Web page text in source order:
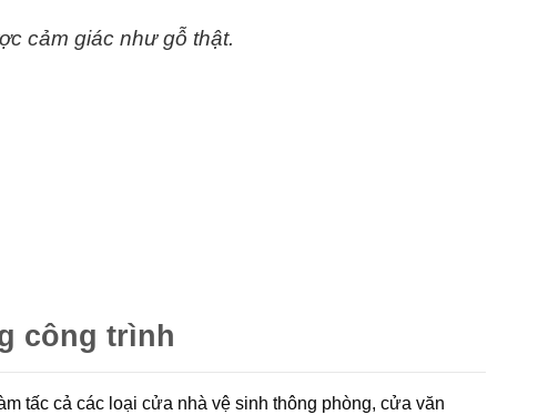
cảm giác như gỗ thật.
công trình
tấc cả các loại cửa nhà vệ sinh thông phòng, cửa văn